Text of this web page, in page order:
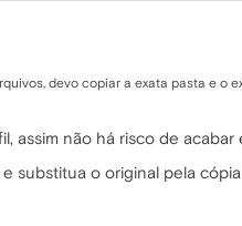
devo copiar a exata pasta e
assim não há risco de
substitua o original pela